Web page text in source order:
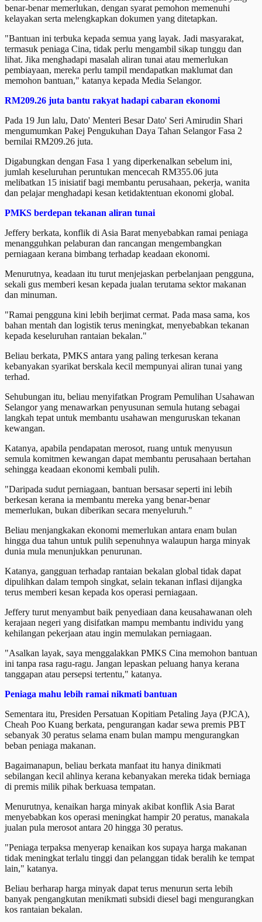
benar-benar memerlukan, dengan syarat pemohon memenuhi
kelayakan serta melengkapkan dokumen yang ditetapkan.
"Bantuan ini terbuka kepada semua yang layak. Jadi masyarakat,
termasuk peniaga Cina, tidak perlu mengambil sikap tunggu dan
lihat. Jika menghadapi masalah aliran tunai atau memerlukan
pembiayaan, mereka perlu tampil mendapatkan maklumat dan
memohon bantuan," katanya kepada Media Selangor.
RM209.26 juta bantu rakyat hadapi cabaran ekonomi
Pada 19 Jun lalu, Dato' Menteri Besar Dato' Seri Amirudin Shari
mengumumkan Pakej Pengukuhan Daya Tahan Selangor Fasa 2
bernilai RM209.26 juta.
Digabungkan dengan Fasa 1 yang diperkenalkan sebelum ini,
jumlah keseluruhan peruntukan mencecah RM355.06 juta
melibatkan 15 inisiatif bagi membantu perusahaan, pekerja, wanita
dan pelajar menghadapi kesan ketidaktentuan ekonomi global.
PMKS berdepan tekanan aliran tunai
Jeffery berkata, konflik di Asia Barat menyebabkan ramai peniaga
menangguhkan pelaburan dan rancangan mengembangkan
perniagaan kerana bimbang terhadap keadaan ekonomi.
Menurutnya, keadaan itu turut menjejaskan perbelanjaan pengguna,
sekali gus memberi kesan kepada jualan terutama sektor makanan
dan minuman.
"Ramai pengguna kini lebih berjimat cermat. Pada masa sama, kos
bahan mentah dan logistik terus meningkat, menyebabkan tekanan
kepada keseluruhan rantaian bekalan."
Beliau berkata, PMKS antara yang paling terkesan kerana
kebanyakan syarikat berskala kecil mempunyai aliran tunai yang
terhad.
Sehubungan itu, beliau menyifatkan Program Pemulihan Usahawan
Selangor yang menawarkan penyusunan semula hutang sebagai
langkah tepat untuk membantu usahawan menguruskan tekanan
kewangan.
Katanya, apabila pendapatan merosot, ruang untuk menyusun
semula komitmen kewangan dapat membantu perusahaan bertahan
sehingga keadaan ekonomi kembali pulih.
"Daripada sudut perniagaan, bantuan bersasar seperti ini lebih
berkesan kerana ia membantu mereka yang benar-benar
memerlukan, bukan diberikan secara menyeluruh."
Beliau menjangkakan ekonomi memerlukan antara enam bulan
hingga dua tahun untuk pulih sepenuhnya walaupun harga minyak
dunia mula menunjukkan penurunan.
Katanya, gangguan terhadap rantaian bekalan global tidak dapat
dipulihkan dalam tempoh singkat, selain tekanan inflasi dijangka
terus memberi kesan kepada kos operasi perniagaan.
Jeffery turut menyambut baik penyediaan dana keusahawanan oleh
kerajaan negeri yang disifatkan mampu membantu individu yang
kehilangan pekerjaan atau ingin memulakan perniagaan.
"Asalkan layak, saya menggalakkan PMKS Cina memohon bantuan
ini tanpa rasa ragu-ragu. Jangan lepaskan peluang hanya kerana
tanggapan atau persepsi tertentu," katanya.
Peniaga mahu lebih ramai nikmati bantuan
Sementara itu, Presiden Persatuan Kopitiam Petaling Jaya (PJCA),
Cheah Poo Kuang berkata, pengurangan kadar sewa premis PBT
sebanyak 30 peratus selama enam bulan mampu mengurangkan
beban peniaga makanan.
Bagaimanapun, beliau berkata manfaat itu hanya dinikmati
sebilangan kecil ahlinya kerana kebanyakan mereka tidak berniaga
di premis milik pihak berkuasa tempatan.
Menurutnya, kenaikan harga minyak akibat konflik Asia Barat
menyebabkan kos operasi meningkat hampir 20 peratus, manakala
jualan pula merosot antara 20 hingga 30 peratus.
"Peniaga terpaksa menyerap kenaikan kos supaya harga makanan
tidak meningkat terlalu tinggi dan pelanggan tidak beralih ke tempat
lain," katanya.
Beliau berharap harga minyak dapat terus menurun serta lebih
banyak pengangkutan menikmati subsidi diesel bagi mengurangkan
kos rantaian bekalan.